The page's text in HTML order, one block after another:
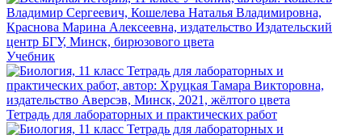
Учебник
Тетрадь для лабораторных и практических работ